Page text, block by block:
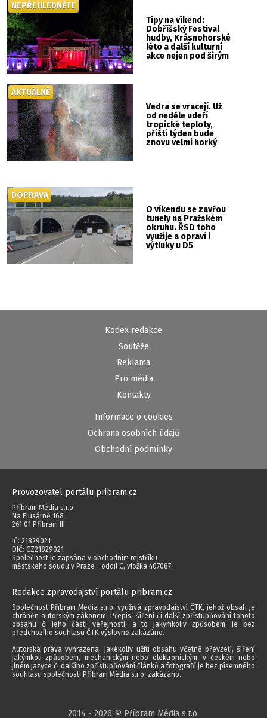
Tipy na víkend:
Dobříšský Festival
hudby, Krásnohorské
léto a další kulturní
akce nejen pod širým
NEPŘEHLÉDNĚTE
Vedra se vracejí. Už
od neděle udeří
tropické teploty,
příští týden bude
znovu velmi horký
AKTUÁLNĚ
O víkendu se zavřou
tunely na Pražském
okruhu. ŘSD toho
využije a opraví i
výtluky u D5
DOPRAVA
Kodex redakce
Soutěže
Reklama
Pro média
Kontakty
Informace o cookies
Ochrana osobních údajů
Obchodní podmínky
Provozovatel portálu pribram.cz
Příbram Média s.r.o.
Na Flusárně 168
261 01 Příbram III
IČ: 21829021
DIČ: CZ21829021
Společnost je zapsána v obchodním rejstříku
městského soudu v Praze - oddíl C, vložka 407087.
Redakce zpravodajství portálu pribram.cz
Společnost Příbram Média s.r.o. využívá zpravodajství ČTK, jehož obsah je
chráněn autorským zákonem. Přepis, šíření či další zpřístupňování tohoto
obsahu či jeho části veřejnosti, a to jakýmkoliv způsobem, je bez
předchozího souhlasu ČTK výslovně zakázáno.
Autorská práva vyhrazena. Jakékoliv užití obsahu včetně převzetí, šíření
jakýmkoli způsobem, mechanickým nebo elektronickým, v českém nebo
jiném jazyce či dalšího zpřístupňování článků a fotografií je bez písemného
souhlasu společnosti Příbram Média s.r.o. zakázáno.
2014 - 2026 © Příbram Média s.r.o.